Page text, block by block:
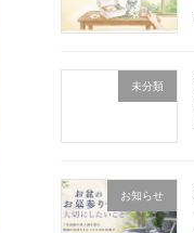
未分類
お知らせ